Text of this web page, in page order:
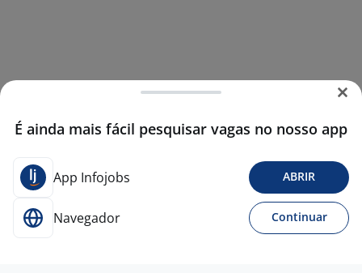
É ainda mais fácil pesquisar vagas no nosso app
App Infojobs ABRIR
Navegador Continuar